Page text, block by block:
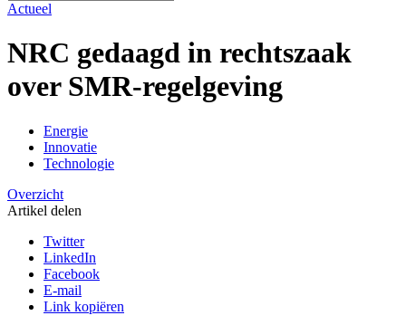
Actueel
NRC gedaagd in rechtszaak
over SMR-regelgeving
Energie
Innovatie
Technologie
Overzicht
Artikel delen
Twitter
LinkedIn
Facebook
E-mail
Link kopiëren